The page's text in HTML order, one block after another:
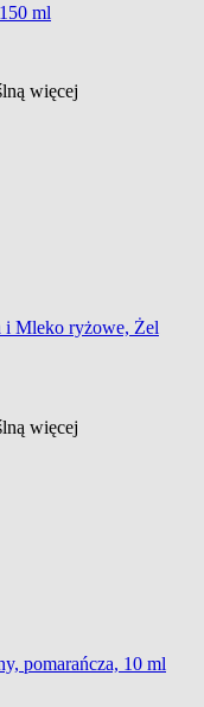
ml
więcej
Mleko ryżowe, Żel
więcej
pomarańcza, 10 ml